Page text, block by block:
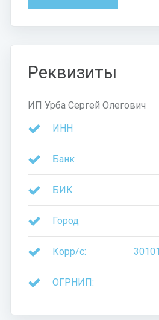
Реквизиты
ИП Урба Сергей Олегович
ИНН
Банк
БИК
Город
Корр/c:
ОГРНИП: